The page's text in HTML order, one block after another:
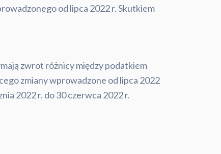
od lipca 2022 r. Skutkiem
zwrot różnicy między podatkiem
zmiany wprowadzone od lipca 2022
2022 r. do 30 czerwca 2022 r.